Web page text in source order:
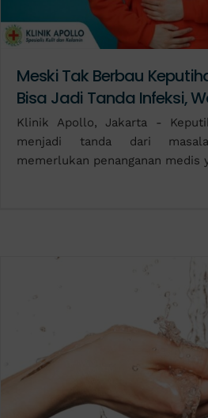
Meski Tak Berbau
Bisa Jadi Tanda Infeksi,
Klinik Apollo, Jakarta -
menjadi tanda dari
memerlukan penanganan medis